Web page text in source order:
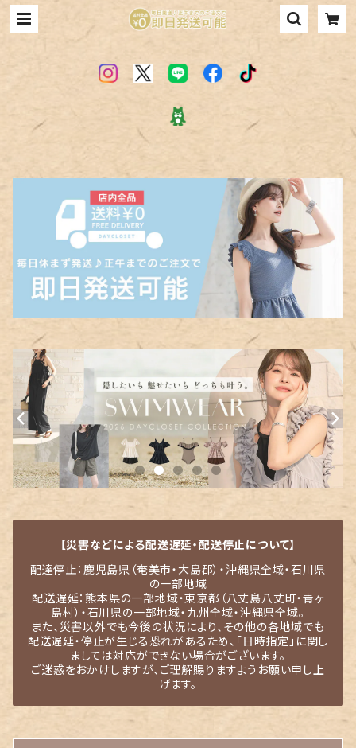
【災害などによる配送遅延・配送停止について】
配達停止：鹿児島県（奄美市・大島郡）・沖縄県全域・石川県
の一部地域
配送遅延：熊本県の一部地域・東京都（八丈島八丈町・青ヶ
島村）・石川県の一部地域・九州全域・沖縄県全域。
また、災害以外でも今後の状況により、その他の各地域でも
配送遅延・停止が生じる恐れがあるため、「日時指定」に関し
ましては対応ができない場合がございます。
ご迷惑をおかけしますが、ご理解賜りますようお願い申し上
げます。